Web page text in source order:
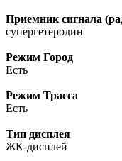
Приемник сигнала
супергетеродин
Режим Город
Есть
Режим Трасса
Есть
Тип дисплея
ЖК-дисплей